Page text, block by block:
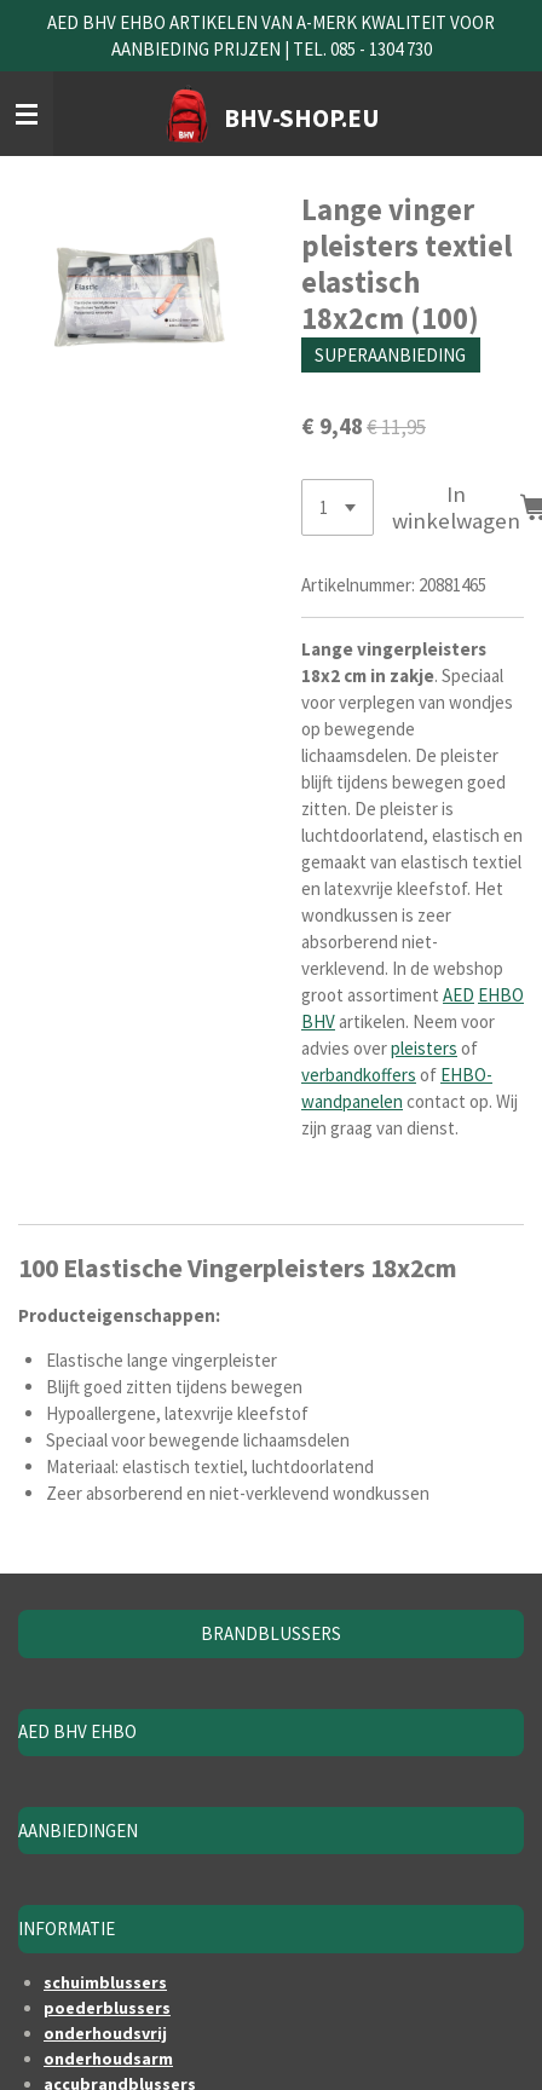
naar
de
hoofdinhoud
BHV-SHOP.EU
AED BHV EHBO ARTIKELEN VAN A-MERK KWALITEIT VOOR
AANBIEDING PRIJZEN | TEL. 085 - 1304 730
Lange vinger
pleisters textiel
elastisch
18x2cm (100)
SUPERAANBIEDING
€ 9,48€ 11,95
In
winkelwagen
Artikelnummer: 20881465
Langevingerpleisters
18x2 cm in zakje. Speciaal
voor verplegen van wondjes
op bewegende
lichaamsdelen. De pleister
blijft tijdens bewegen goed
zitten. De pleister is
luchtdoorlatend, elastisch en
gemaakt van elastisch textiel
en latexvrije kleefstof. Het
wondkussen is zeer
absorberend niet-
verklevend. In de webshop
groot assortiment AED EHBO
BHV artikelen. Neem voor
advies overpleisters of
verbandkoffers of EHBO-
wandpanelen contact op. Wij
zijn graag van dienst.
100 Elastische Vingerpleisters 18x2cm
Producteigenschappen:
Elastische lange vingerpleister
Blijft goed zitten tijdens bewegen
Hypoallergene, latexvrije kleefstof
Speciaal voor bewegende lichaamsdelen
Materiaal: elastisch textiel, luchtdoorlatend
Zeer absorberend en niet-verklevend wondkussen
BRANDBLUSSERS
AED BHV EHBO
AANBIEDINGEN
INFORMATIE
schuimblussers
poederblussers
onderhoudsvrij
onderhoudsarm
accubrandblussers